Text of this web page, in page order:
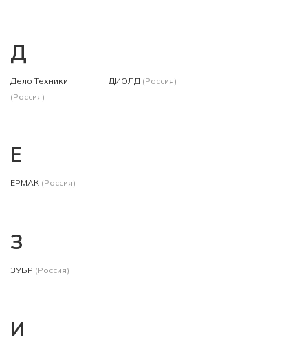
Д
Дело Техники
(Россия)
ДИОЛД (Россия)
Е
ЕРМАК (Россия)
З
ЗУБР (Россия)
И